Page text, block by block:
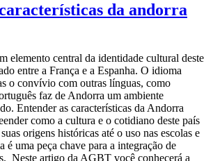
da andorra
elemento central da identidade cultural deste
entre a França e a Espanha. O idioma
o convívio com outras línguas, como
faz de Andorra um ambiente
Entender as características da Andorra
como a cultura e o cotidiano deste país
origens históricas até o uso nas escolas e
é uma peça chave para a integração de
Neste artigo da AGBT você conhecerá a